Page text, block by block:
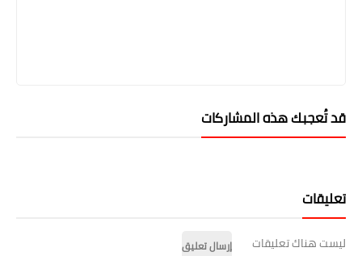
قد تُعجبك هذه المشاركات
تعليقات
ليست هناك تعليقات
إرسال تعليق